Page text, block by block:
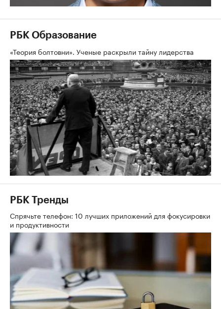
РБК Образование
«Теория болтовни». Ученые раскрыли тайну лидерства
РБК Тренды
Спрячьте телефон: 10 лучших приложений для фокусировки
и продуктивности